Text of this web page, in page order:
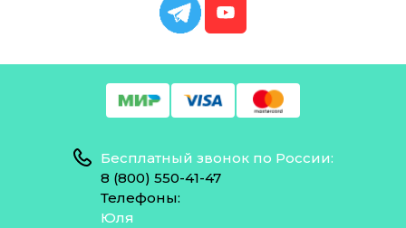
Бесплатный звонок по России:
8 (800) 550-41-47
Телефоны:
Юля